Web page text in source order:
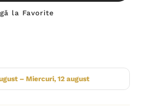
la Favorite
– Miercuri, 12 august